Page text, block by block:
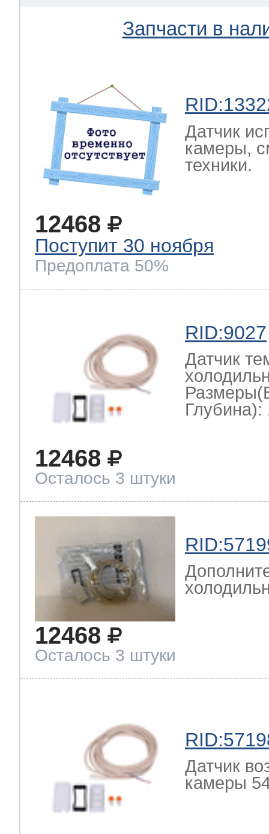
Запчасти в
Датчик
камеры,
техники.
12468
Поступит 30 ноября
Предоплата 50%
RID:9027
Датчик
Глубина):
12468
Осталось 3 штуки
12468
Осталось 3 штуки
Датчик
камеры